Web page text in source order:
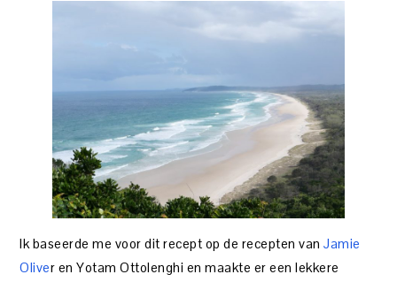
Ik baseerde me voor dit recept op de recepten van Jamie
Oliver en Yotam Ottolenghi en maakte er een lekkere